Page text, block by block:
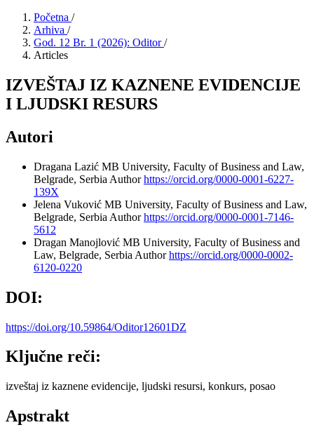
Početna /
Arhiva /
God. 12 Br. 1 (2026): Oditor/
Articles
IZVEŠTAJ IZ KAZNENE EVIDENCIJE
I LJUDSKI RESURS
Autori
Dragana Lazić MB University, Faculty of Business and Law,
Belgrade, Serbia Authorhttps://orcid.org/0000-0001-6227-
139X
Jelena Vuković MB University, Faculty of Business and Law,
Belgrade, Serbia Authorhttps://orcid.org/0000-0001-7146-
5612
Dragan Manojlović MB University, Faculty of Business and
Law, Belgrade, Serbia Authorhttps://orcid.org/0000-0002-
6120-0220
DOI:
https://doi.org/10.59864/Oditor12601DZ
Ključne reči:
izveštaj iz kaznene evidencije, ljudski resursi, konkurs, posao
Apstrakt